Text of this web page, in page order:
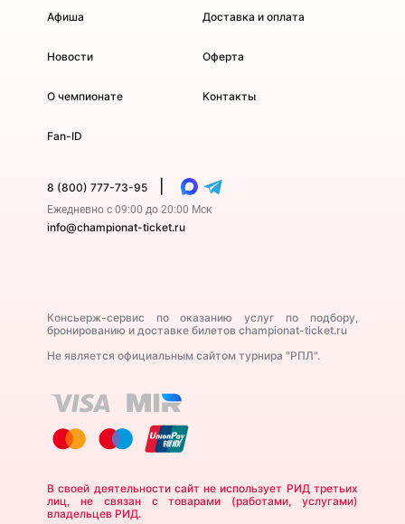
Афиша
Новости
О чемпионате
Fan-ID
Доставка и оплата
Оферта
Контакты
8 (800) 777-73-95
Ежедневно с 09:00 до 20:00 Мск
info@championat-ticket.ru
Консьерж-сервис по оказанию услуг по подбору,
бронированию и доставке билетов championat-ticket.ru
Не является официальным сайтом турнира "РПЛ".
В своей деятельности сайт не использует РИД третьих
лиц, не связан с товарами (работами, услугами)
владельцев РИД.